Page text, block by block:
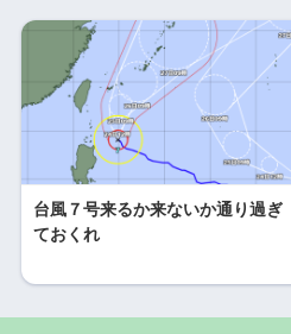
台風７号来るか来ないか通り過ぎ
ておくれ